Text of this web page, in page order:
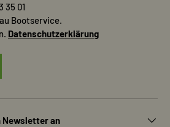
35 01
Bootservice.
Datenschutzerklärung
Newsletter an